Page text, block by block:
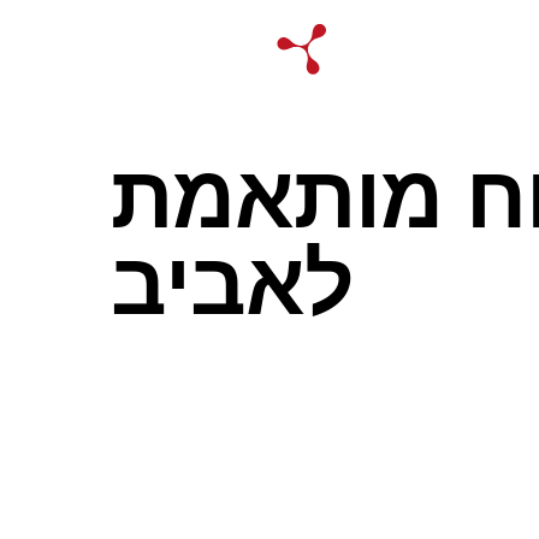
מותאמת
לאביב